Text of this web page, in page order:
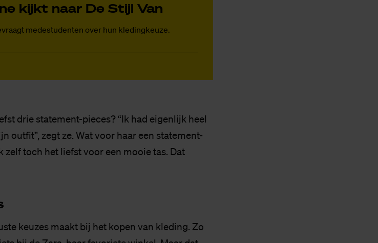
kijkt naar De Stijl Van
medestudenten over hun kledingkeuze.
drie statement-pieces? “Ik had eigenlijk heel
outfit”, zegt ze. Wat voor haar een statement-
zelf toch het liefst voor een mooie tas. Dat
keuzes maakt bij het kopen van kleding. Zo